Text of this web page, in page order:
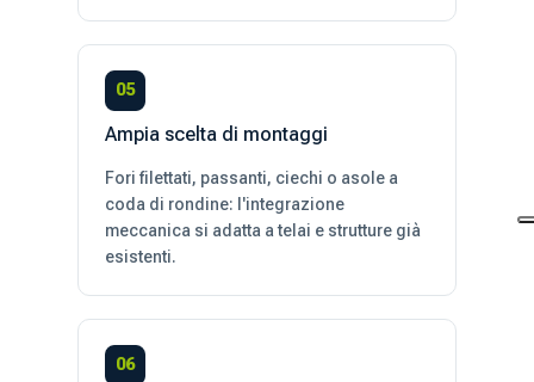
05
Ampia scelta di montaggi
Fori filettati, passanti, ciechi o asole a
coda di rondine: l'integrazione
meccanica si adatta a telai e strutture già
esistenti.
06